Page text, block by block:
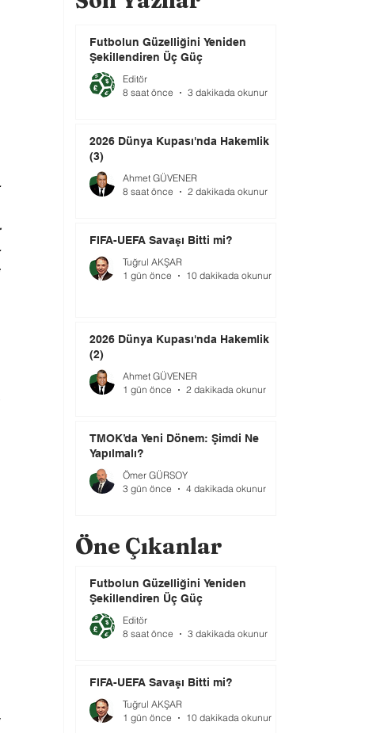
Futbolun Güzelliğini Yeniden
Şekillendiren Üç Güç
Editör
8 saat önce
3 dakikada okunur
2026 Dünya Kupası'nda Hakemlik
(3)
Ahmet GÜVENER
8 saat önce
2 dakikada okunur
FIFA-UEFA Savaşı Bitti mi?
Tuğrul AKŞAR
1 gün önce
10 dakikada okunur
2026 Dünya Kupası'nda Hakemlik
(2)
Ahmet GÜVENER
1 gün önce
2 dakikada okunur
TMOK’da Yeni Dönem: Şimdi Ne
Yapılmalı?
Ömer GÜRSOY
3 gün önce
4 dakikada okunur
Öne Çıkanlar
Futbolun Güzelliğini Yeniden
Şekillendiren Üç Güç
Editör
8 saat önce
3 dakikada okunur
FIFA-UEFA Savaşı Bitti mi?
Tuğrul AKŞAR
1 gün önce
10 dakikada okunur